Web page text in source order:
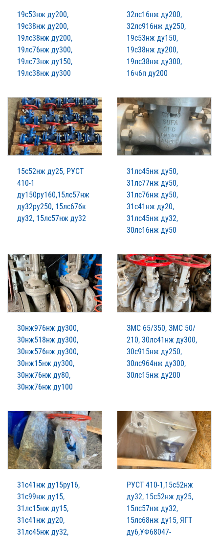
19с53нж ду200,
19с38нж ду200,
19лс38нж ду200,
19лс76нж ду300,
19лс73нж ду150,
19лс38нж ду300
32лс16нж ду200,
32лс916нж ду250,
19с53нж ду150,
19с38нж ду200,
19лс38нж ду300,
16ч6п ду200
15с52нж ду25, РУСТ
410-1
ду150ру160,15лс57нж
ду32ру250, 15лс67бк
ду32, 15лс57нж ду32
31лс45нж ду50,
31лс77нж ду50,
31лс76нж ду50,
31с41нж ду20,
31лс45нж ду32,
30лс16нж ду50
30нж976нж ду300,
30нж518нж ду300,
30нж576нж ду300,
30нж15нж ду300,
30нж76нж ду80,
30нж76нж ду100
ЗМС 65/350, ЗМС 50/
210, 30лс41нж ду300,
30с915нж ду250,
30лс964нж ду300,
30лс15нж ду200
31с41нж ду15ру16,
31с99нж ду15,
31лс15нж ду15,
31с41нж ду20,
31лс45нж ду32,
РУСТ 410-1,15с52нж
ду32, 15с52нж ду25,
15лс57нж ду32,
15лс68нж ду15, ЯГТ
ду6,УФ68047-